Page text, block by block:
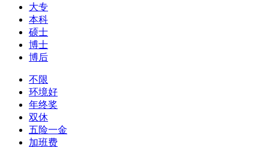
大专
本科
硕士
博士
博后
不限
环境好
年终奖
双休
五险一金
加班费